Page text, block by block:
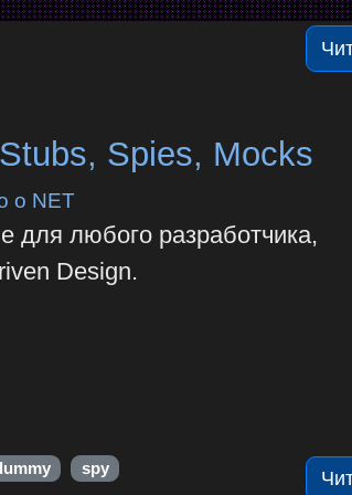
Spies, Mocks
о NET
для любого разработчика,
Design.
spy